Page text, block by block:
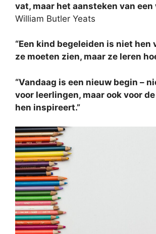
vat, maar het aansteken van een
William Butler Yeats
“Een kind begeleiden is niet hen
ze moeten zien, maar ze leren
“Vandaag is een nieuw begin –
voor leerlingen, maar ook voor
hen inspireert.”